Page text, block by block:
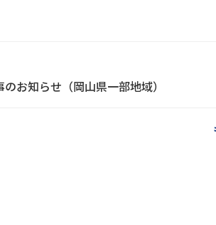
お知らせ（岡山県一部地域）